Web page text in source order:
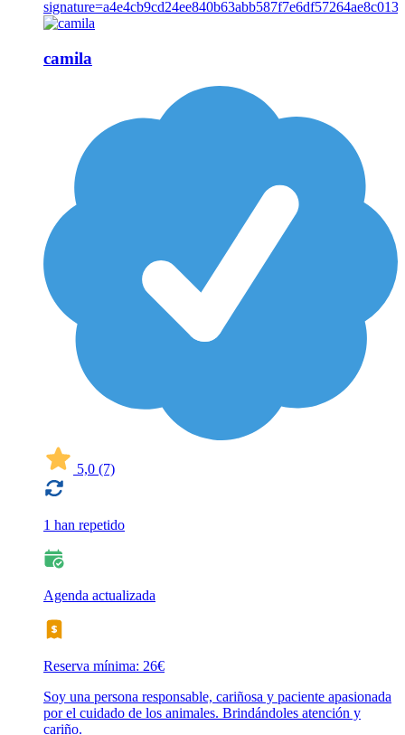
camila
5,0 (7)
1 han repetido
Agenda actualizada
Reserva mínima: 26€
Soy una persona responsable, cariñosa y paciente apasionada
por el cuidado de los animales. Brindándoles atención y
cariño.